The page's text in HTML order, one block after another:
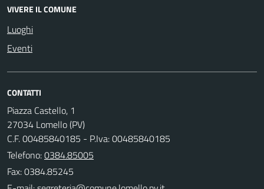
VIVERE IL COMUNE
Luoghi
Eventi
CONTATTI
Piazza Castello, 1
27034 Lomello (PV)
C.F. 00485840185 - P.Iva: 00485840185
Telefono:0384.85005
Fax: 0384.85245